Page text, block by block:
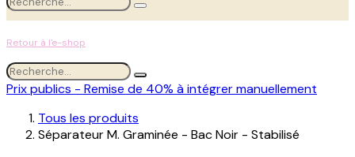
Retour à l'e-shop
Prix publics - Remise de 40% à intégrer manuellement
Tous les produits
Séparateur M. Graminée - Bac Noir - Stabilisé